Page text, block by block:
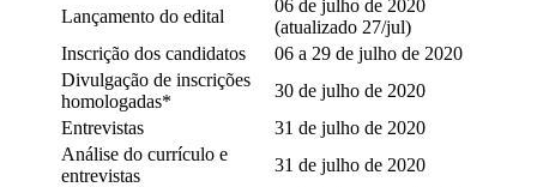
Lançamento do edital
06 de julho de 2020
(atualizado 27/jul)
Inscrição dos candidatos
06 a 29 de julho de 2020
Divulgação de inscrições
homologadas*
30 de julho de 2020
Entrevistas
31 de julho de 2020
Análise do currículo e
entrevistas
31 de julho de 2020